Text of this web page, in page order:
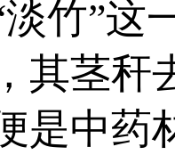
竹”这
其茎秆
是中药